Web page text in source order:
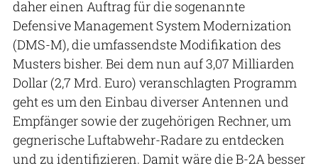
daher einen Auftrag für die sogenannte
Defensive Management System Modernization
(DMS-M), die umfassendste Modifikation des
Musters bisher. Bei dem nun auf 3,07 Milliarden
Dollar (2,7 Mrd. Euro) veranschlagten Programm
geht es um den Einbau diverser Antennen und
Empfänger sowie der zugehörigen Rechner, um
gegnerische Luftabwehr-Radare zu entdecken
und zu identifizieren. Damit wäre die B-2A besser